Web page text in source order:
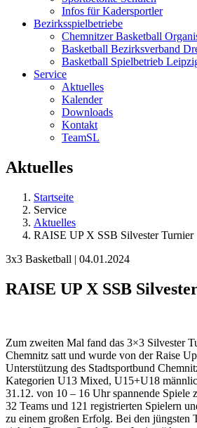
Infos für Kadersportler
Bezirksspielbetriebe
Chemnitzer Basketball
Basketball Bezirksverband
Basketball Spielbetrieb
Service
Aktuelles
Kalender
Downloads
Kontakt
TeamSL
Aktuelles
Startseite
Service
Aktuelles
RAISE UP X SSB Silvester Turnier
3x3 Basketball | 04.01.2024
RAISE UP X SSB
Zum zweiten Mal fand das 3×3 Silvester
Chemnitz satt und wurde von der Raise
Unterstützung des Stadtsportbund
Kategorien U13 Mixed, U15+U18
31.12. von 10 – 16 Uhr spannende Spiele
32 Teams und 121 registrierten Spielern
zu einem großen Erfolg. Bei den jüngsten